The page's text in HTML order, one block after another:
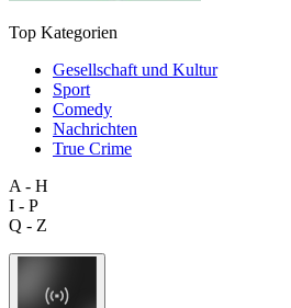
Top Kategorien
Gesellschaft und Kultur
Sport
Comedy
Nachrichten
True Crime
A - H
I - P
Q - Z